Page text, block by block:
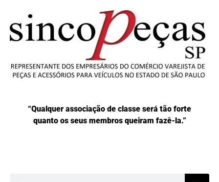
“Qualquer associação de classe será tão forte
quanto os seus membros queiram fazê-la.”